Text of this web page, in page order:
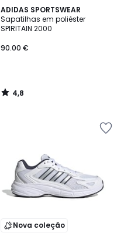
ADIDAS SPORTSWEAR
Sapatilhas em poliéster
SPIRITAIN 2000
90.00 €
4,8
/ 5
4,8
/
Nova coleção